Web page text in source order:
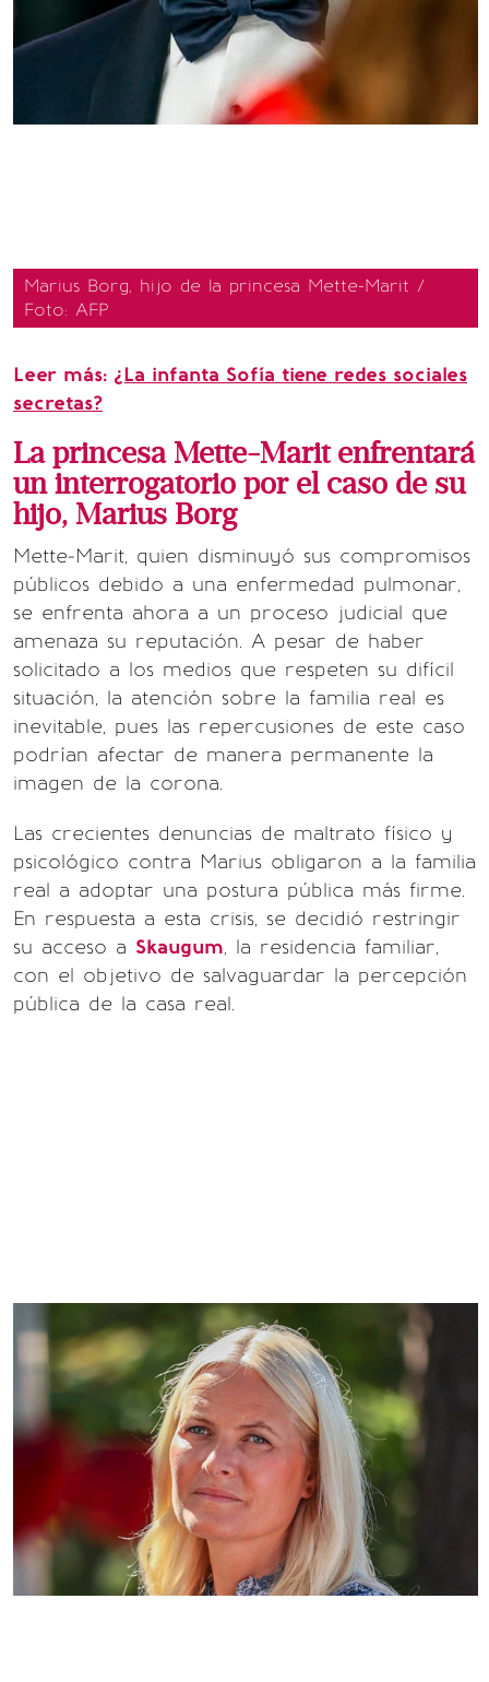
Marius Borg, hijo de la princesa Mette-Marit /
Foto: AFP
Leer más: ¿La infanta Sofía tiene redes sociales
secretas?
La princesa Mette-Marit enfrentará
un interrogatorio por el caso de su
hijo, Marius Borg
Mette-Marit, quien disminuyó sus compromisos
públicos debido a una enfermedad pulmonar,
se enfrenta ahora a un proceso judicial que
amenaza su reputación. A pesar de haber
solicitado a los medios que respeten su difícil
situación, la atención sobre la familia real es
inevitable, pues las repercusiones de este caso
podrían afectar de manera permanente la
imagen de la corona.
Las crecientes denuncias de maltrato físico y
psicológico contra Marius obligaron a la familia
real a adoptar una postura pública más firme.
En respuesta a esta crisis, se decidió restringir
su acceso a Skaugum, la residencia familiar,
con el objetivo de salvaguardar la percepción
pública de la casa real.